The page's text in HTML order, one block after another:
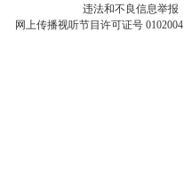
违法和不良信息举报
网上传播视听节目许可证号 0102004